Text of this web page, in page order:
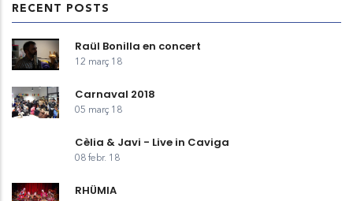
RECENT POSTS
Raül Bonilla en concert
12 març 18
Carnaval 2018
05 març 18
Cèlia & Javi - Live in Caviga
08 febr. 18
RHÜMIA